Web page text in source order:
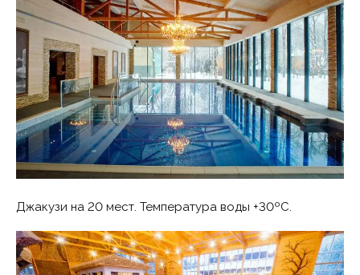
Джакузи на 20 мест. Температура воды +30ºС.